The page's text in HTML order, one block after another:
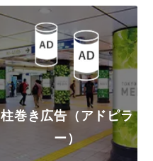
柱巻き広告（アドピラ
ー）